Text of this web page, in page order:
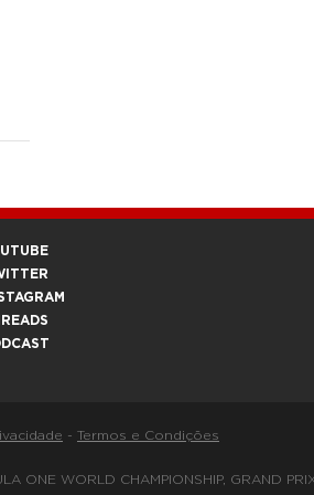
- Termos e Condições
ONE WORLD CHAMPIONSHIP, GRAND